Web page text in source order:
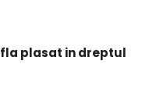
plasat in dreptul